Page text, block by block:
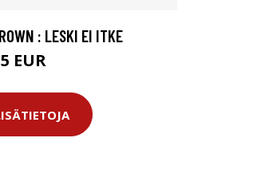
: LESKI EI ITKE
EUR